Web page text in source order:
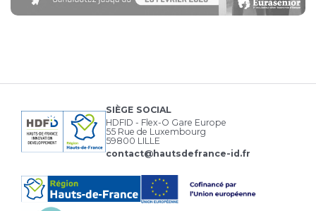
SIÈGE SOCIAL
HDFID - Flex-O Gare Europe
55 Rue de Luxembourg
59800 LILLE
contact@hautsdefrance-id.fr